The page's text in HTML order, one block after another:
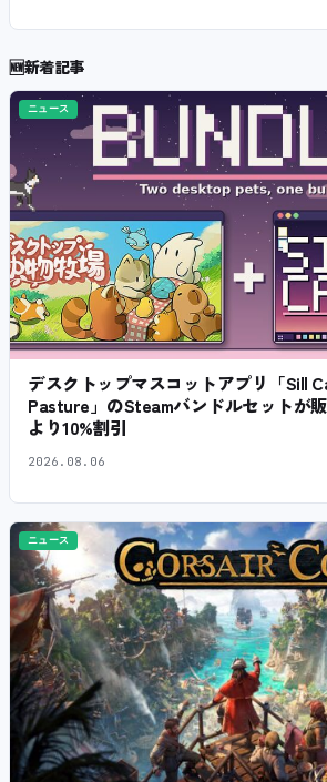
🆕新着記事
ニュース
デスクトップマスコットアプリ「Sill
Pasture」のSteamバンドルセットが
より10%割引
2026.08.06
ニュース